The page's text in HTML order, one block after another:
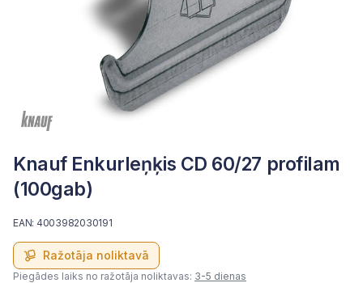
Knauf Enkurleņķis CD 60/27 profilam
(100gab)
Ražotāja noliktavā
EAN: 4003982030191
Piegādes laiks no ražotāja noliktavas: 3-5 dienas